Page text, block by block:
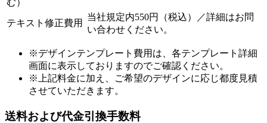
む）
テキスト修正費用
当社規定内550円（税込）／詳細はお問
い合わせください。
※デザインテンプレート費用は、各テンプレート詳細
画面に表示しておりますのでご確認ください。
※上記料金に加え、ご希望のデザインに応じ都度見積
させていただきます。
送料および代金引換手数料